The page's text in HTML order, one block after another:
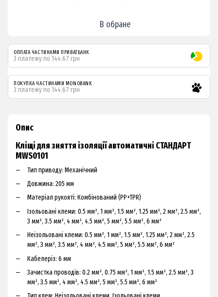
В обране
ОПЛАТА ЧАСТИНАМИ ПРИВАТБАНК
3 платежу по 144.67 грн
ПОКУПКА ЧАСТИНАМИ MONOBANK
3 платежу по 144.67 грн
Опис
Кліщі для зняття ізоляції автоматичні СТАНДАРТ
MWS0101
Тип приводу: Механічний
Довжина: 205 мм
Матеріал рукояті: Комбінований (PP+TPR)
Ізольовані клеми: 0.5 мм², 1 мм², 1.5 мм², 1.25 мм², 2 мм², 2.5 мм²,
З мм², З.5 мм², 4 мм², 4.5 мм², 5 мм², 5.5 мм², 6 мм²
Неізольовані клеми: 0.5 мм², 1 мм², 1.5 мм², 1.25 мм², 2 мм², 2.5
мм², З мм², З.5 мм², 4 мм², 4.5 мм², 5 мм², 5.5 мм², 6 мм²
Кабелеріз: 6 мм
Зачистка проводів: 0.2 мм², 0.75 мм², 1 мм², 1.5 мм², 2.5 мм², З
мм², З.5 мм², 4 мм², 4.5 мм², 5 мм², 5.5 мм², 6 мм²